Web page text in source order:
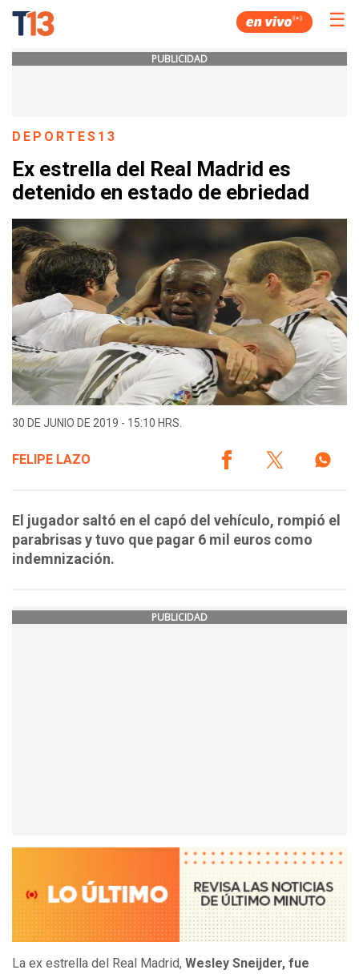
☰
PUBLICIDAD
DEPORTES13
Ex estrella del Real Madrid es
detenido en estado de ebriedad
30 DE JUNIO DE 2019 - 15:10 HRS.
FELIPE LAZO
El jugador saltó en el capó del vehículo, rompió el
parabrisas y tuvo que pagar 6 mil euros como
indemnización.
PUBLICIDAD
La ex estrella del Real Madrid, Wesley Sneijder, fue